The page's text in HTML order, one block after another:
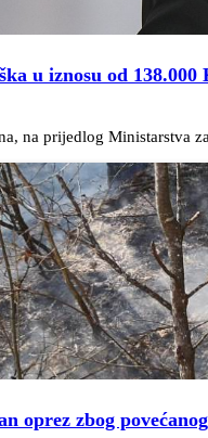
u iznosu od 138.000
na prijedlog Ministarstva
oprez zbog